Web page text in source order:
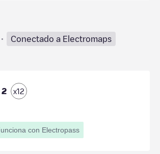
· Conectado a Electromaps
2 x12
con Electropass